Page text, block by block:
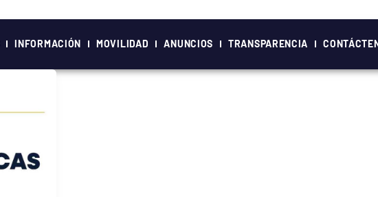
INFORMACIÓN MOVILIDAD ANUNCIOS TRANSPARENCIA